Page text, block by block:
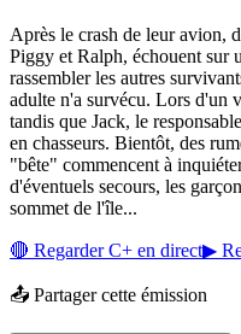
Après le crash de leur avion,
Piggy et Ralph, échouent sur
rassembler les autres
adulte n'a survécu. Lors d'un
tandis que Jack, le
en chasseurs. Bientôt, des
"bête" commencent à
d'éventuels secours, les
sommet de l'île...
🔴 RegarderC+ en direct▶
📤 Partager cette émission